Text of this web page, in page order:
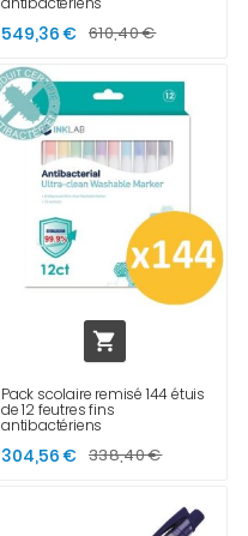
549,36 € 610,40 €

Pack scolaire remisé 144 étuis
de 12 feutres fins
antibactériens
304,56 € 338,40 €